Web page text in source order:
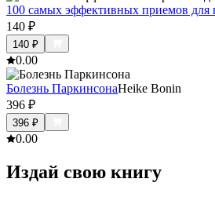
100 самых эффективных приемов для
140 ₽
140 ₽
0.00
Болезнь ПаркинсонаHeike Bonin
396 ₽
396 ₽
0.00
Издай свою книгу